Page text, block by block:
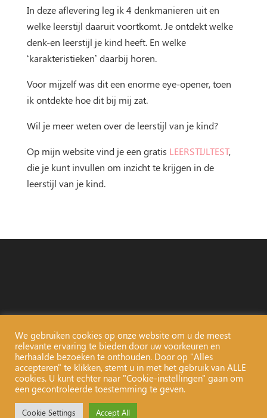
In deze aflevering leg ik 4 denkmanieren uit en
welke leerstijl daaruit voortkomt. Je ontdekt welke
denk-en leerstijl je kind heeft. En welke
‘karakteristieken’ daarbij horen.
Voor mijzelf was dit een enorme eye-opener, toen
ik ontdekte hoe dit bij mij zat.
Wil je meer weten over de leerstijl van je kind?
Op mijn website vind je een gratis LEERSTIJLTEST,
die je kunt invullen om inzicht te krijgen in de
leerstijl van je kind.
Copyright 2015 - 2022 | Karen Dijkstra | All Rights Reserved |
We gebruiken cookies op onze website om u de meest
relevante ervaring te bieden door uw voorkeuren en
herhaalde bezoeken te onthouden. Door op "Alles
accepteren" te klikken, stemt u in met het gebruik van ALLE
cookies. U kunt echter naar "Cookie-instellingen" gaan om
een gecontroleerde toestemming te geven.
Cookie Settings Accept All